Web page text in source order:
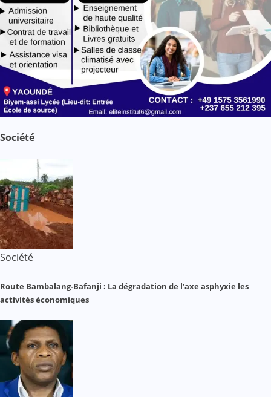
Société
Société
Route Bambalang-Bafanji : La dégradation de l’axe asphyxie les
activités économiques